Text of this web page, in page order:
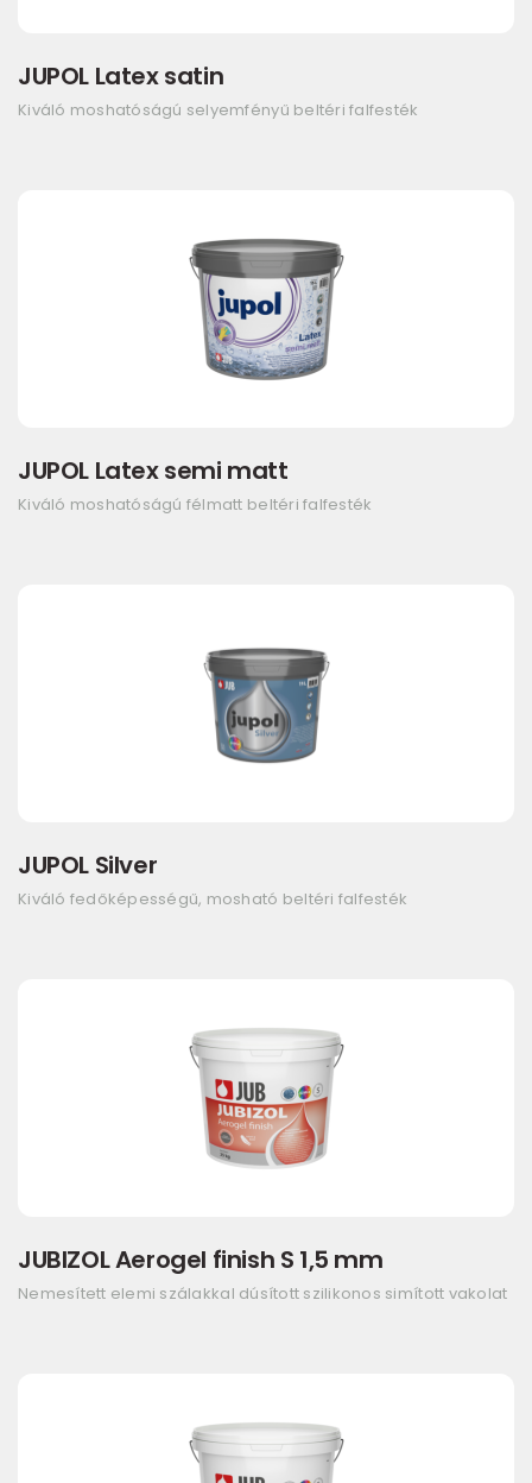
JUPOL Latex satin
Kiváló moshatóságú selyemfényű beltéri falfesték
JUPOL Latex semi matt
Kiváló moshatóságú félmatt beltéri falfesték
JUPOL Silver
Kiváló fedőképességű, mosható beltéri falfesték
JUBIZOL Aerogel finish S 1,5 mm
Nemesített elemi szálakkal dúsított szilikonos simított vakolat